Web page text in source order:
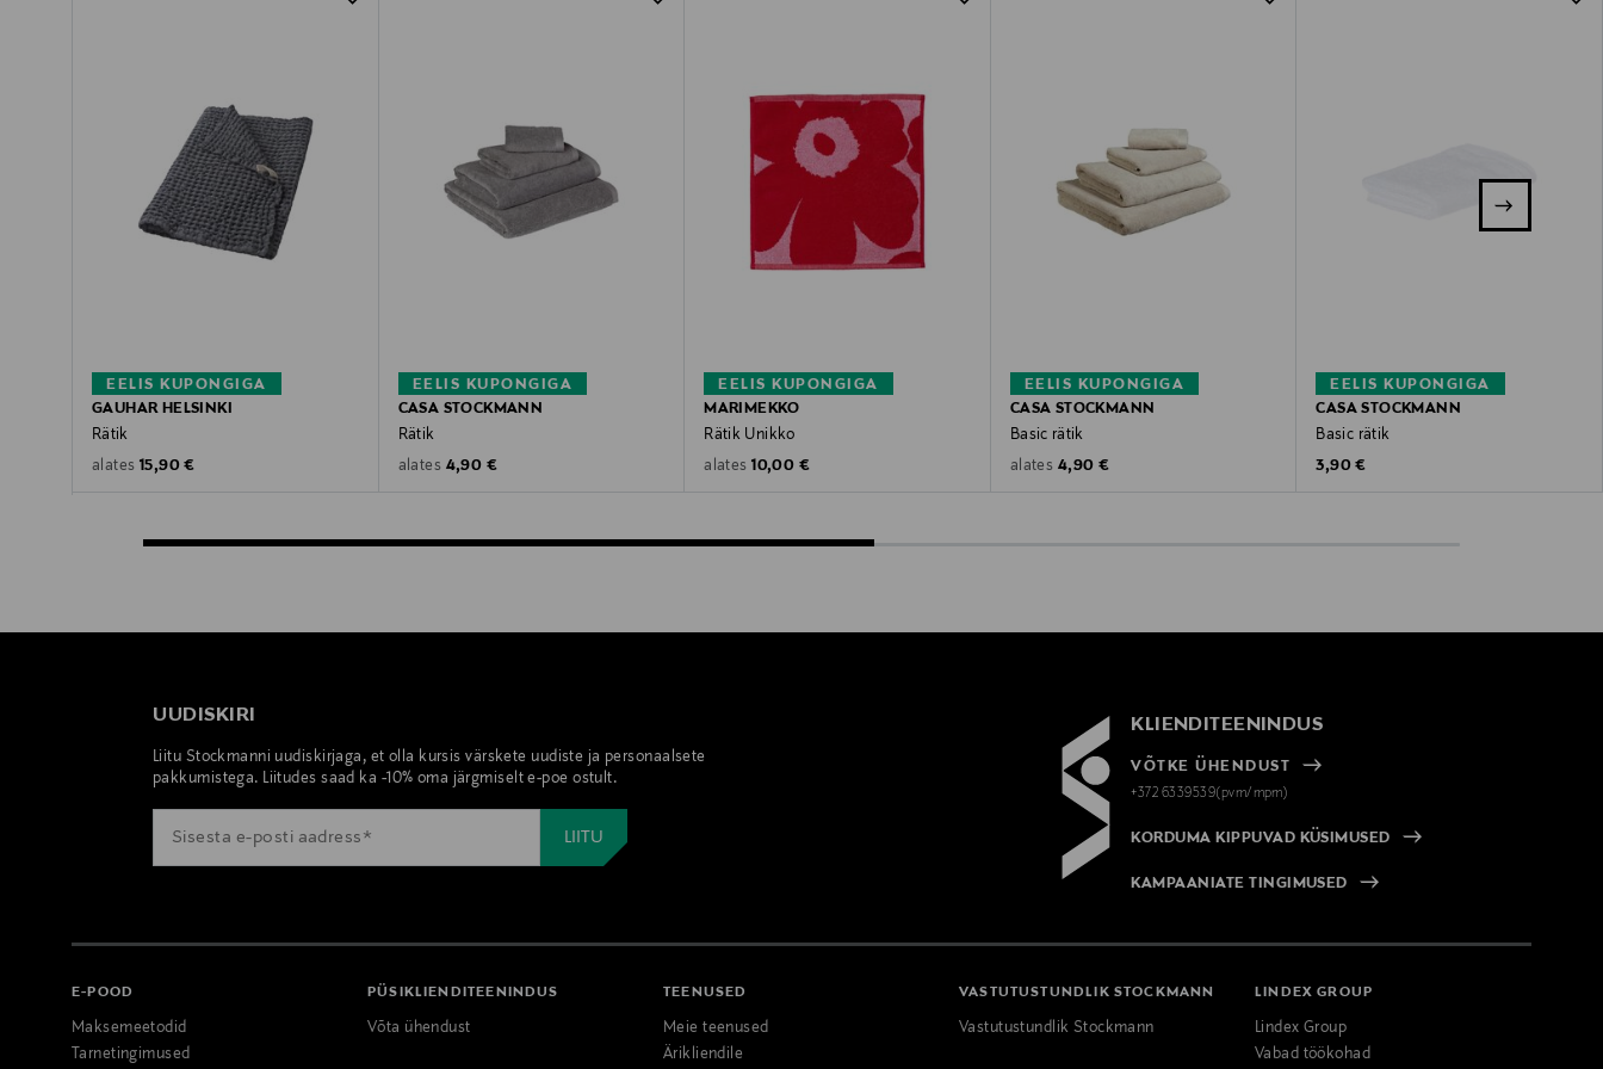
EELIS KUPONGIGA
GAUHAR HELSINKI
Rätik
alates Original Price
15,90 €
EELIS KUPONGIGA
CASA STOCKMANN
Rätik
alates Original Price
4,90 €
EELIS KUPONGIGA
MARIMEKKO
Rätik Unikko
alates Original Price
10,00 €
EELIS KUPONGIGA
CASA STOCKMANN
Basic rätik
alates Original Price
4,90 €
EELIS KUPONGIGA
CASA STOCKMANN
Basic rätik
Original Price
3,90 €
UUDISKIRI
Liitu Stockmanni uudiskirjaga, et olla kursis värskete uudiste ja personaalsete
pakkumistega. Liitudes saad ka -10% oma järgmiselt e-poe ostult.
KLIENDITEENINDUS
VÕTKE ÜHENDUST
+372 6339539(pvm/mpm)
KORDUMA KIPPUVAD KÜSIMUSED
KAMPAANIATE TINGIMUSED
E-POOD
Maksemeetodid
Tarnetingimused
PÜSIKLIENDITEENINDUS
Võta ühendust
TEENUSED
Meie teenused
Ärikliendile
VASTUTUSTUNDLIK STOCKMANN
Vastutustundlik Stockmann
LINDEX GROUP
Lindex Group
Vabad töökohad